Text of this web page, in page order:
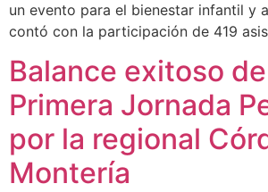
un evento para el bienestar infantil y
contó con la participación de 419
Balance exitoso
Primera Jornada
por la regional
Montería